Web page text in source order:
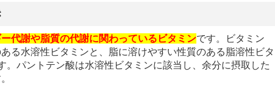
代謝や脂質の代謝に関わっているビタミンです。ビタミン
る水溶性ビタミンと、脂に溶けやすい性質のある脂溶性ビタ
。パントテン酸は水溶性ビタミンに該当し、余分に摂取した